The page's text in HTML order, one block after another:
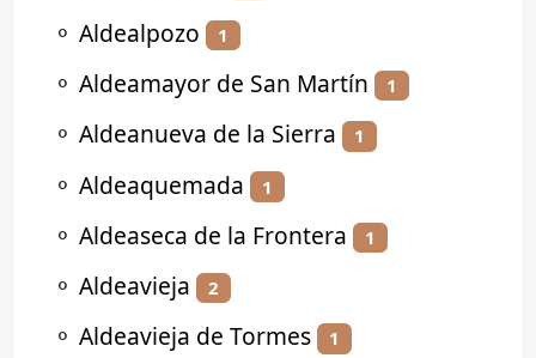
⚬ Aldealpozo 1
⚬ Aldeamayor de San Martín 1
⚬ Aldeanueva de la Sierra 1
⚬ Aldeaquemada 1
⚬ Aldeaseca de la Frontera 1
⚬ Aldeavieja 2
⚬ Aldeavieja de Tormes 1